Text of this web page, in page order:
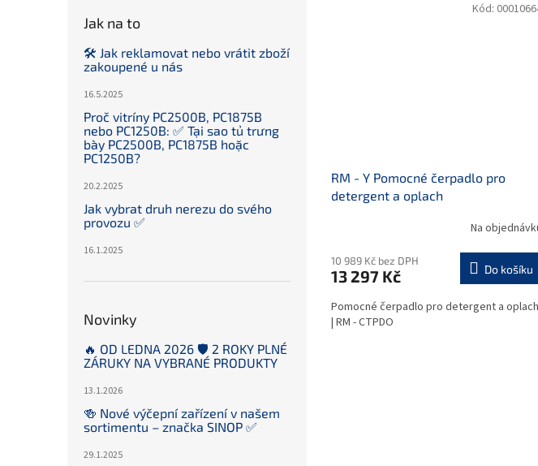
Jak na to
🛠️ Jak reklamovat nebo vrátit zboží
zakoupené u nás
16.5.2025
Proč vitríny PC2500B, PC1875B
nebo PC1250B: ✅ Tại sao tủ trưng
bày PC2500B, PC1875B hoặc
PC1250B?
20.2.2025
Jak vybrat druh nerezu do svého
provozu ✅
16.1.2025
Novinky
🔥 OD LEDNA 2026 🛡️ 2 ROKY PLNÉ
ZÁRUKY NA VYBRANÉ PRODUKTY
13.1.2026
🍻 Nové výčepní zařízení v našem
sortimentu – značka SINOP ✅
29.1.2025
RM - Y Pomocné čerpadlo pro
detergent a oplach
Na
10 989 Kč bez DPH
13 297 Kč Do košíku
Pomocné čerpadlo pro detergent a oplach
| RM - CTPDO
Kód: